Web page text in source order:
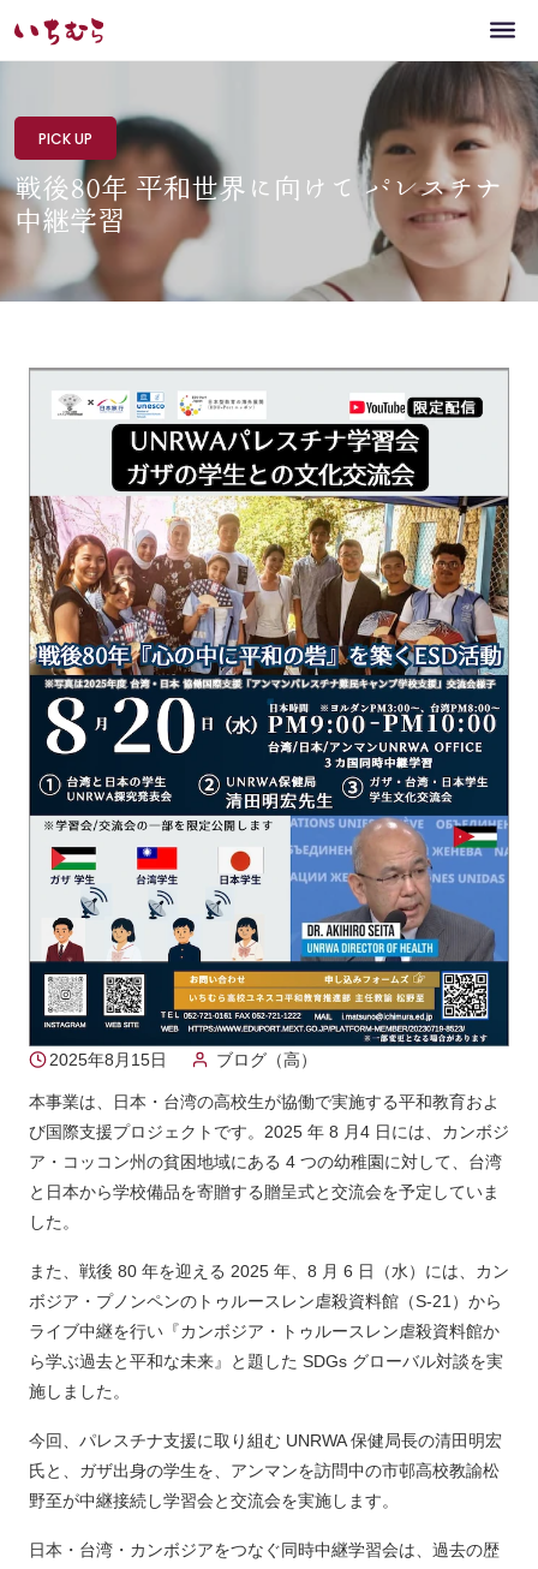
PICK UP
戦後80年 平和世界に向けて パレスチナ
中継学習
2025年8月15日 ブログ（高）
本事業は、日本・台湾の高校生が協働で実施する平和教育およ
び国際支援プロジェクトです。2025 年 8 月4 日には、カンボジ
ア・コッコン州の貧困地域にある 4 つの幼稚園に対して、台湾
と日本から学校備品を寄贈する贈呈式と交流会を予定していま
した。
また、戦後 80 年を迎える 2025 年、8 月 6 日（水）には、カン
ボジア・プノンペンのトゥルースレン虐殺資料館（S-21）から
ライブ中継を行い『カンボジア・トゥルースレン虐殺資料館か
ら学ぶ過去と平和な未来』と題した SDGs グローバル対談を実
施しました。
今回、パレスチナ支援に取り組む UNRWA 保健局長の清田明宏
氏と、ガザ出身の学生を、アンマンを訪問中の市邨高校教諭松
野至が中継接続し学習会と交流会を実施します。
日本・台湾・カンボジアをつなぐ同時中継学習会は、過去の歴